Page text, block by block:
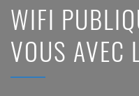
WIFI
VOUS AVEC